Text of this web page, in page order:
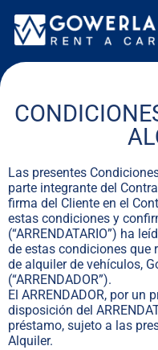
Las presentes
parte integrante del
firma del Cliente en el
estas condiciones y
(“ARRENDATARIO”) ha
de estas condiciones que
de alquiler de vehículos,
(“ARRENDADOR”).
El ARRENDADOR, por un
disposición del
préstamo, sujeto a las
Alquiler.